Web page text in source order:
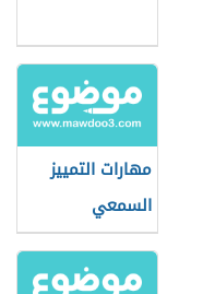
مهارات التمييز
السمعي